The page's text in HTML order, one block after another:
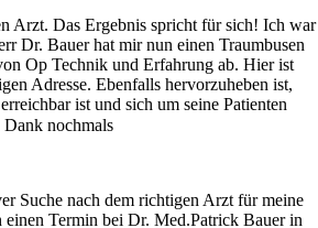
Arzt. Das Ergebnis spricht für sich! Ich war
Dr. Bauer hat mir nun einen Traumbusen
Op Technik und Erfahrung ab. Hier ist
Adresse. Ebenfalls hervorzuheben ist,
ist und sich um seine Patienten
nochmals
Suche nach dem richtigen Arzt für meine
Termin bei Dr. Med.Patrick Bauer in